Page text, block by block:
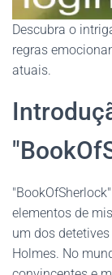
Descubra o
regras
atuais.
elementos de
um dos
Holmes. No